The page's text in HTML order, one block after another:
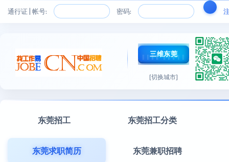
通行证 | 帐号: 密码:
三维东莞
[切换城市]
东莞招工 东莞招工分类
东莞求职简历 东莞兼职招聘